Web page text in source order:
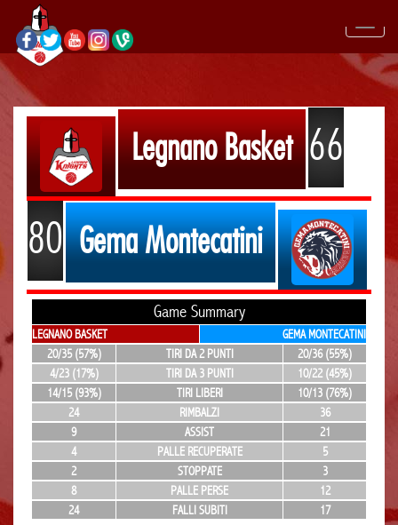
Legnano Basket 66
80 Gema Montecatini
Game Summary
LEGNANO BASKET
GEMA MONTECATINI
20/35 (57%)
TIRI DA 2 PUNTI
20/36 (55%)
4/23 (17%)
TIRI DA 3 PUNTI
10/22 (45%)
14/15 (93%)
TIRI LIBERI
10/13 (76%)
24
RIMBALZI
36
9
ASSIST
21
4
PALLE RECUPERATE
5
2
STOPPATE
3
8
PALLE PERSE
12
24
FALLI SUBITI 17